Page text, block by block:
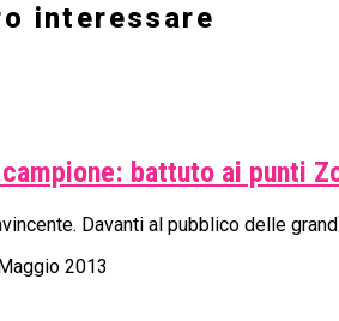
interessare
battuto ai punti
Davanti al pubblico delle
2013